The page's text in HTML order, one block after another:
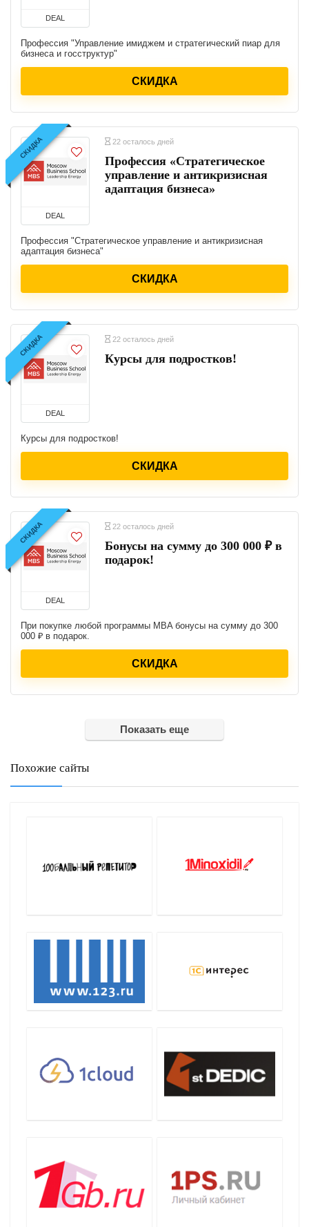
DEAL
Профессия "Управление имиджем и стратегический пиар для
бизнеса и госструктур"
СКИДКА
СКИДКА
DEAL
22 осталось дней
Профессия «Стратегическое
управление и антикризисная
адаптация бизнеса»
Профессия "Стратегическое управление и антикризисная
адаптация бизнеса"
СКИДКА
СКИДКА
DEAL
22 осталось дней
Курсы для подростков!
Курсы для подростков!
СКИДКА
СКИДКА
DEAL
22 осталось дней
Бонусы на сумму до 300 000 ₽ в
подарок!
При покупке любой программы MBA бонусы на сумму до 300
000 ₽ в подарок.
СКИДКА
Показать еще
Похожие сайты